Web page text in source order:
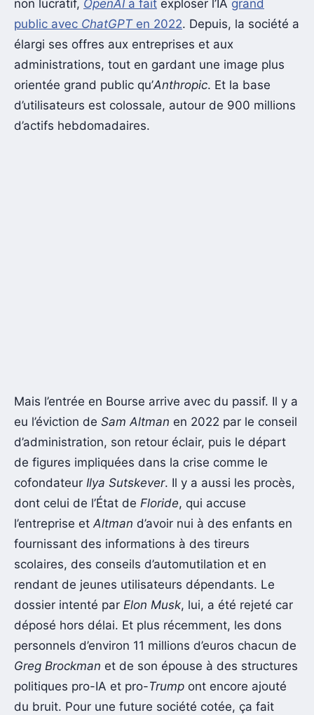
non lucratif, OpenAI a fait exploser l’IA grand
public avec ChatGPTen 2022. Depuis, la société a
élargi ses offres aux entreprises et aux
administrations, tout en gardant une image plus
orientée grand public qu’Anthropic. Et la base
d’utilisateurs est colossale, autour de 900 millions
d’actifs hebdomadaires.
Mais l’entrée en Bourse arrive avec du passif. Il y a
eu l’éviction de Sam Altman en 2022 par le conseil
d’administration, son retour éclair, puis le départ
de figures impliquées dans la crise comme le
cofondateur Ilya Sutskever. Il y a aussi les procès,
dont celui de l’État de Floride, qui accuse
l’entreprise etAltman d’avoir nui à des enfants en
fournissant des informations à des tireurs
scolaires, des conseils d’automutilation et en
rendant de jeunes utilisateurs dépendants. Le
dossier intenté par Elon Musk, lui, a été rejeté car
déposé hors délai. Et plus récemment, les dons
personnels d’environ 11 millions d’euros chacun de
Greg Brockman et de son épouse à des structures
politiques pro-IA et pro-Trump ont encore ajouté
du bruit. Pour une future société cotée, ça fait